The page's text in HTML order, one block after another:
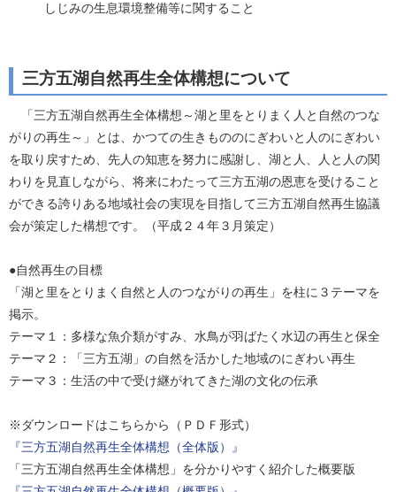
しじみの生息環境整備等に関すること
三方五湖自然再生全体構想について
「三方五湖自然再生全体構想～湖と里をとりまく人と自然のつな
がりの再生～」とは、かつての生きもののにぎわいと人のにぎわい
を取り戻すため、先人の知恵を努力に感謝し、湖と人、人と人の関
わりを見直しながら、将来にわたって三方五湖の恩恵を受けること
ができる誇りある地域社会の実現を目指して三方五湖自然再生協議
会が策定した構想です。（平成２４年３月策定）
●自然再生の目標
「湖と里をとりまく自然と人のつながりの再生」を柱に３テーマを
掲示。
テーマ１：多様な魚介類がすみ、水鳥が羽ばたく水辺の再生と保全
テーマ２：「三方五湖」の自然を活かした地域のにぎわい再生
テーマ３：生活の中で受け継がれてきた湖の文化の伝承
※ダウンロードはこちらから（ＰＤＦ形式）
『三方五湖自然再生全体構想（全体版）』
「三方五湖自然再生全体構想」を分かりやすく紹介した概要版